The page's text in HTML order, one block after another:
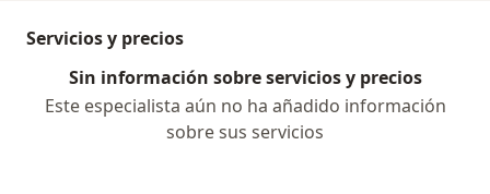
Servicios y precios
Sin información sobre servicios y precios
Este especialista aún no ha añadido información
sobre sus servicios